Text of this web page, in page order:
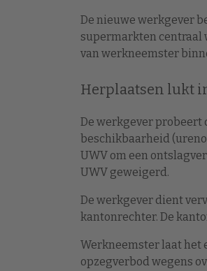
De nieuwe werkgever
supermarkten centraal
van werkneemster
Herplaatsen lukt
De werkgever probeert
beschikbaarheid
UWV om een
UWV geweigerd.
De werkgever dient
kantonrechter. De
Werkneemster laat het
opzegverbod wegens